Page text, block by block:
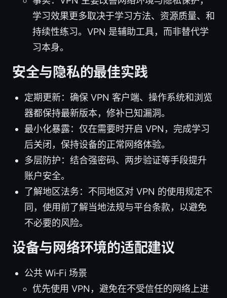
学习效果更多取决于学习方法、资源质量、和
持续性练习。VPN 是辅助工具，而非替代学
习本身。
安全与隐私的最佳实践
定期更新：确保 VPN 客户端、操作系统和浏览
器都保持最新版本，修补已知漏洞。
最小化暴露：仅在需要时开启 VPN，完成学习
后关闭，保持设备的正常网络体验。
多层防护：结合强密码、两步验证等手段提升
账户安全。
了解地区法务：不同地区对 VPN 的使用规定不
同，使用前了解当地法规与平台条款，以避免
不必要的风险。
设备与网络环境的适配建议
公共 Wi‑Fi 场景
优先使用 VPN，避免在不受信任的网络上进